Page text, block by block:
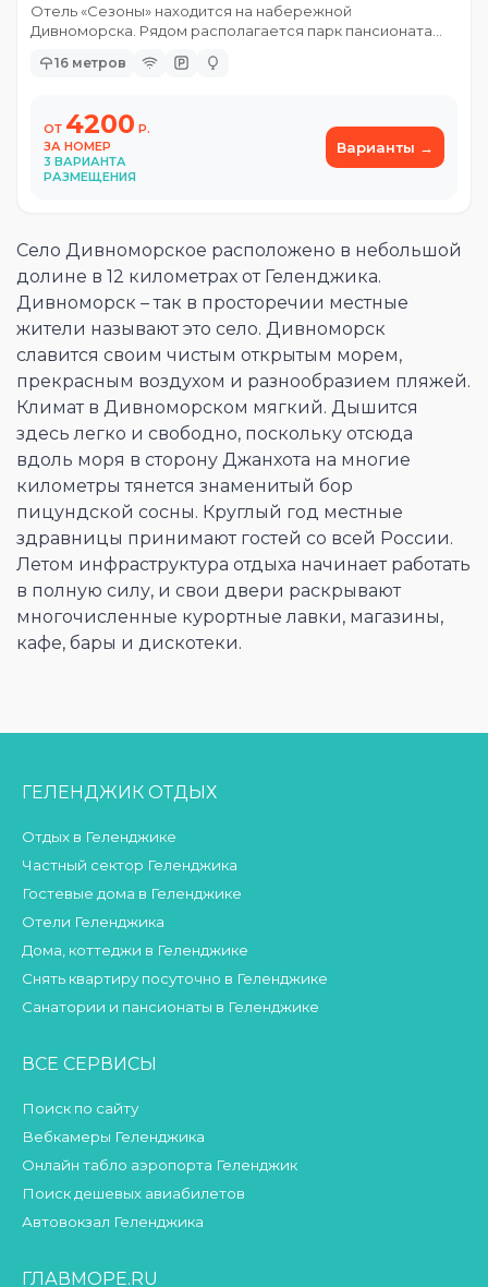
Отель «Сезоны» находится на набережной
Дивноморска. Рядом располагается парк пансионата
16 метров
ОТ 4200 Р.
ЗА НОМЕР
3 ВАРИАНТА
РАЗМЕЩЕНИЯ
Варианты
Село Дивноморское расположено в небольшой
долине в 12 километрах от Геленджика.
Дивноморск – так в просторечии местные
жители называют это село. Дивноморск
славится своим чистым открытым морем,
прекрасным воздухом и разнообразием пляжей.
Климат в Дивноморском мягкий. Дышится
здесь легко и свободно, поскольку отсюда
вдоль моря в сторону Джанхота на многие
километры тянется знаменитый бор
пицундской сосны. Круглый год местные
здравницы принимают гостей со всей России.
Летом инфраструктура отдыха начинает работать
в полную силу, и свои двери раскрывают
многочисленные курортные лавки, магазины,
кафе, бары и дискотеки.
ГЕЛЕНДЖИК ОТДЫХ
Отдых в Геленджике
Частный сектор Геленджика
Гостевые дома в Геленджике
Отели Геленджика
Дома, коттеджи в Геленджике
Снять квартиру посуточно в Геленджике
Санатории и пансионаты в Геленджике
ВСЕ СЕРВИСЫ
Поиск по сайту
Вебкамеры Геленджика
Онлайн табло аэропорта Геленджик
Поиск дешевых авиабилетов
Автовокзал Геленджика
ГЛАВМОРЕ.RU